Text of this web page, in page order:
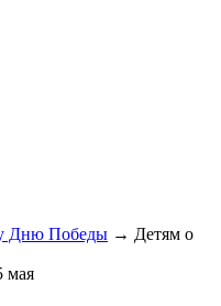
Дню Победы → Детям о
мая